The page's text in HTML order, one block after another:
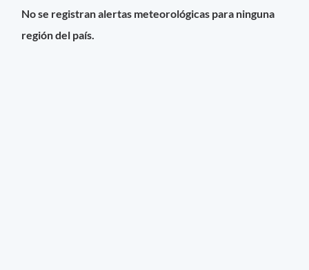
No se registran alertas meteorológicas para ninguna
región del país.